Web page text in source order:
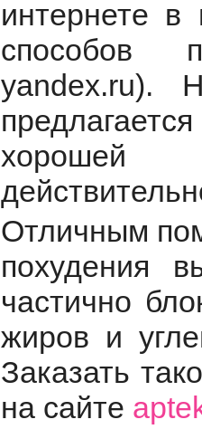
интернете в
способов
yandex.ru).
Отличным
похудения
частично
жиров и
Заказать
на сайте